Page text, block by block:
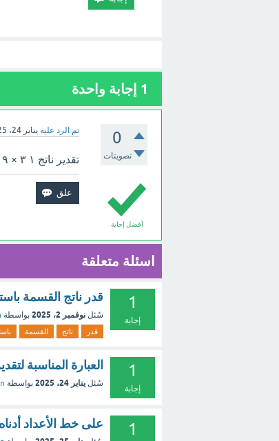
1 إجابة واحدة
0
تصويتات
تم الرد عليه يناير 24، 2025
أفضل إجابة
تقدير ناتج ١ ٣ × ١٩ باستعمال الأعداد المتناغمة هو
اسئلة متعلقة
1
إجابة
قدر ناتج القسمة
سُئل نوفمبر 2، 2025 بواسطة
قدر ناتج القسمة
1
إجابة
العبارة المناسبة لتقدير ناتج الضرب ٥ ٦ ×
سُئل يناير 24، 2025 بواسطة
1 على خط الأعداد أدناه